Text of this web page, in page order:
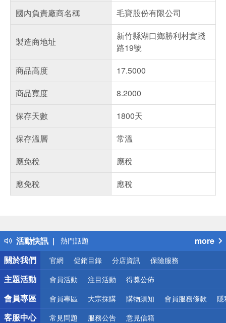
國內負責廠商名稱
毛寶股份有限公司
製造商地址
新竹縣湖口鄉勝利村實踐
路19號
商品高度
17.5000
商品寬度
8.2000
保存天數
1800天
保存溫層
常溫
應免稅
應稅
應免稅
應稅
活動快訊
得獎公告
熱門話題
銀行優惠
偏遠地區配送
詐騙網頁！請小心！
more
關於我們
官網 促銷目錄 分店資訊 保險服務
主題活動 會員活動 注目活動 得獎公佈
會員專區 會員專區 大宗採購 購物須知 會員服務條款 隱
客服中心 常見問題 服務公告 意見信箱